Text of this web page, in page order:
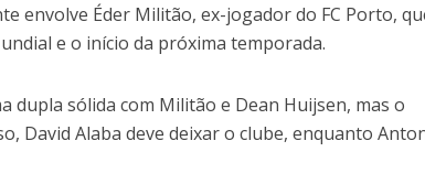
envolve Éder Militão, ex-jogador do FC Porto,
e o início da próxima temporada.
dupla sólida com Militão e Dean Huijsen, mas o
David Alaba deve deixar o clube, enquanto